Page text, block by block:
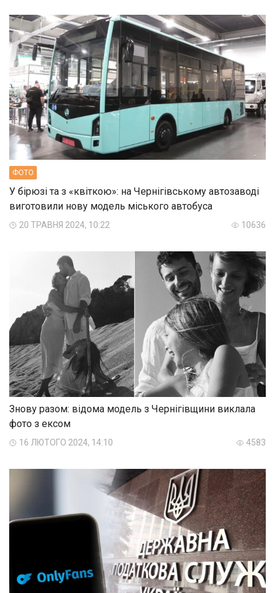
ФОТО
У бірюзі та з «квіткою»: на Чернігівському автозаводі
виготовили нову модель міського автобуса
20 ТРАВНЯ 2024, 10:22 10636
Знову разом: відома модель з Чернігівщини виклала
фото з ексом
16 ЛЮТОГО 2024, 14:10 4583